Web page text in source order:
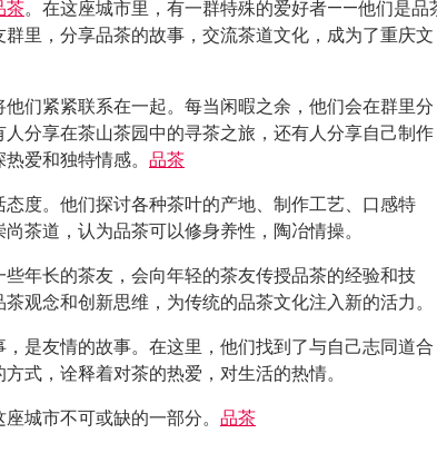
茶。在这座城市里，有一群特殊的爱好者——他们是品
里，分享品茶的故事，交流茶道文化，成为了重庆文
们紧紧联系在一起。每当闲暇之余，他们会在群里分
分享在茶山茶园中的寻茶之旅，还有人分享自己制作
爱和独特情感。 品茶
度。他们探讨各种茶叶的产地、制作工艺、口感特
茶道，认为品茶可以修身养性，陶冶情操。
年长的茶友，会向年轻的茶友传授品茶的经验和技
观念和创新思维，为传统的品茶文化注入新的活力。
是友情的故事。在这里，他们找到了与自己志同道合
式，诠释着对茶的热爱，对生活的热情。
城市不可或缺的一部分。 品茶